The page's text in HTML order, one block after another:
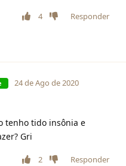
4
Responder
24 de Ago de 2020
tenho tido insônia e
Gri
2
Responder